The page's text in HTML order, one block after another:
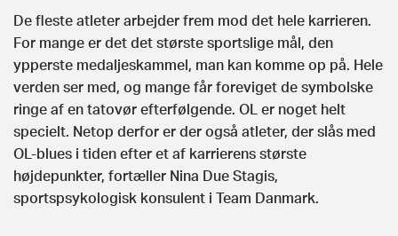
De fleste atleter arbejder frem mod det hele karrieren.
For mange er det det største sportslige mål, den
ypperste medaljeskammel, man kan komme op på. Hele
verden ser med, og mange får foreviget de symbolske
ringe af en tatovør efterfølgende. OL er noget helt
specielt. Netop derfor er der også atleter, der slås med
OL-blues i tiden efter et af karrierens største
højdepunkter, fortæller Nina Due Stagis,
sportspsykologisk konsulent i Team Danmark.